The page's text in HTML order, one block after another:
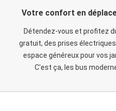
Votre confort en
Détendez-vous et profitez
gratuit, des prises électriques
espace généreux pour vos
C'est ça, les bus